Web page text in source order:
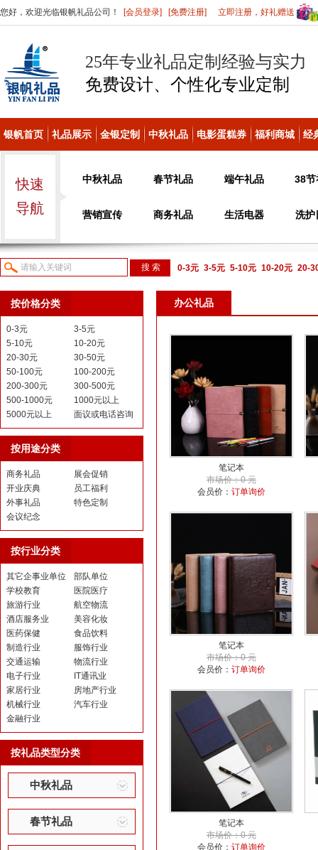
您好，欢迎光临银帆礼品公司！ [会员登录] [免费注册] 立即注册，好礼赠送
25年专业礼品定制经验与实力
免费设计、个性化专业定制
银帆首页 礼品展示 金银定制 中秋礼品 电影蛋糕券 福利商城 经
快速
导航
中秋礼品 春节礼品 端午礼品 38节
营销宣传 商务礼品 生活电器 洗护
0-3元 3-5元 5-10元 10-20元 20-
议或电话咨询
按价格分类
0-3元
3-5元
5-10元
10-20元
20-30元
30-50元
50-100元
100-200元
200-300元
300-500元
500-1000元
1000元以上
5000元以上
面议或电话咨询
按用途分类
商务礼品
展会促销
开业庆典
员工福利
外事礼品
特色定制
会议纪念
按行业分类
其它企事业单位
部队单位
学校教育
医院医疗
旅游行业
航空物流
酒店服务业
美容化妆
医药保健
食品饮料
制造行业
服饰行业
交通运输
物流行业
电子行业
IT通讯业
家居行业
房地产行业
机械行业
汽车行业
金融行业
按礼品类型分类
中秋礼品
春节礼品
办公礼品
笔记本
市场价：0 元
会员价： 订单询价
笔记本
市场价：0 元
会员价： 订单询价
笔记本
市场价：0 元
会员价： 订单询价